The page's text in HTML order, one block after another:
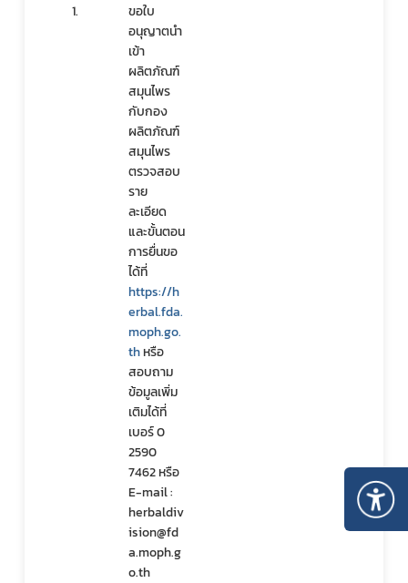
1.
ขอใบ
อนุญาตนำ
เข้า
ผลิตภัณฑ์
สมุนไพร
กับกอง
ผลิตภัณฑ์
สมุนไพร
ตรวจสอบ
ราย
ละเอียด
และขั้นตอน
การยื่นขอ
ได้ที่
https://h
erbal.fda.
moph.go.
th หรือ
สอบถาม
ข้อมูลเพิ่ม
เติมได้ที่
เบอร์ 0
2590
7462 หรือ
E-mail :
herbaldiv
ision@fd
a.moph.g
o.th